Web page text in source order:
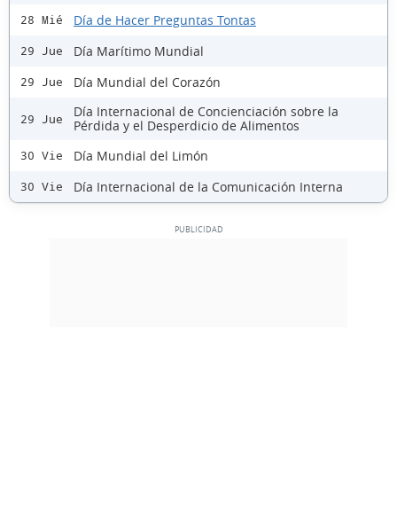
28 Mié Día de Hacer Preguntas Tontas
29 Jue Día Marítimo Mundial
29 Jue Día Mundial del Corazón
29 Jue
Día Internacional de Concienciación sobre la
Pérdida y el Desperdicio de Alimentos
30 Vie Día Mundial del Limón
30 Vie Día Internacional de la Comunicación Interna